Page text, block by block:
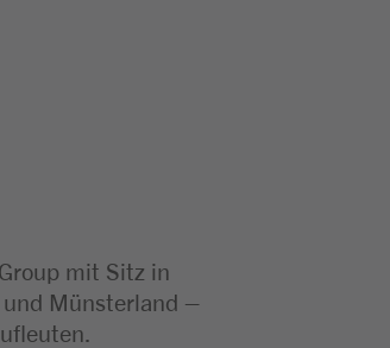
mit Sitz in
Münsterland –